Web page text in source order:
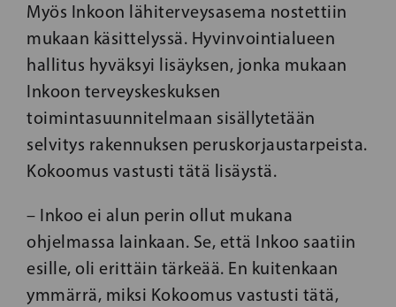
Myös Inkoon lähiterveysasema nostettiin
mukaan käsittelyssä. Hyvinvointialueen
hallitus hyväksyi lisäyksen, jonka mukaan
Inkoon terveyskeskuksen
toimintasuunnitelmaan sisällytetään
selvitys rakennuksen peruskorjaustarpeista.
Kokoomus vastusti tätä lisäystä.
– Inkoo ei alun perin ollut mukana
ohjelmassa lainkaan. Se, että Inkoo saatiin
esille, oli erittäin tärkeää. En kuitenkaan
ymmärrä, miksi Kokoomus vastusti tätä,